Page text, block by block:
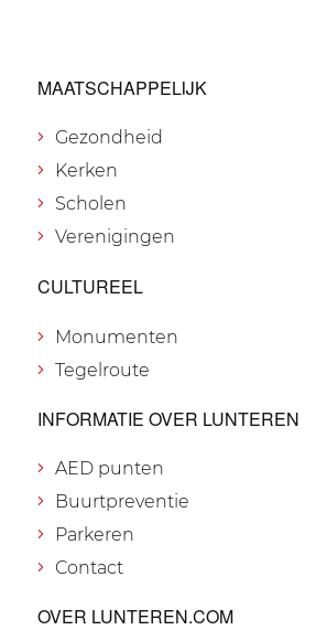
MAATSCHAPPELIJK
Gezondheid
Kerken
Scholen
Verenigingen
CULTUREEL
Monumenten
Tegelroute
INFORMATIE OVER LUNTEREN
AED punten
Buurtpreventie
Parkeren
Contact
OVER LUNTEREN.COM